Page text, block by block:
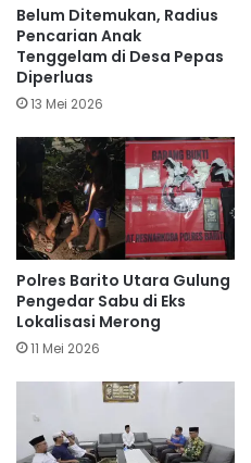
Belum Ditemukan, Radius
Pencarian Anak
Tenggelam di Desa Pepas
Diperluas
13 Mei 2026
Polres Barito Utara Gulung
Pengedar Sabu di Eks
Lokalisasi Merong
11 Mei 2026